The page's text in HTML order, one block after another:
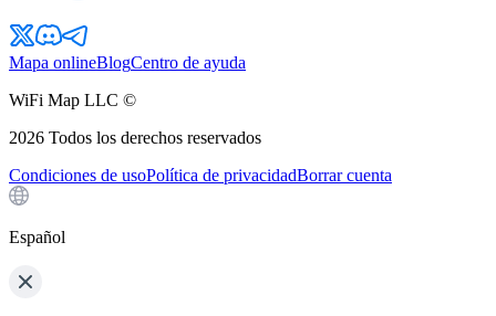
Mapa onlineBlogCentro de ayuda
WiFi Map LLC ©
2026 Todos los derechos reservados
Condiciones de usoPolítica de privacidadBorrar cuenta
Español